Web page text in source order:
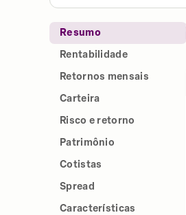
Resumo
Rentabilidade
Retornos mensais
Carteira
Risco e retorno
Patrimônio
Cotistas
Spread
Características